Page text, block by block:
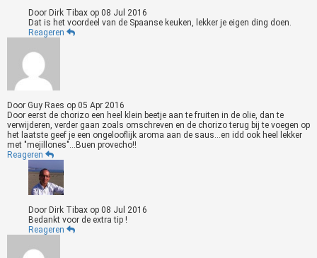
Door Dirk Tibax op 08 Jul 2016
Dat is het voordeel van de Spaanse keuken, lekker je eigen ding doen.
Reageren
Door Guy Raes op 05 Apr 2016
Door eerst de chorizo een heel klein beetje aan te fruiten in de olie, dan te
verwijderen, verder gaan zoals omschreven en de chorizo terug bij te voegen op
het laatste geef je een ongelooflijk aroma aan de saus...en idd ook heel lekker
met "mejillones"...Buen provecho!!
Reageren
Door Dirk Tibax op 08 Jul 2016
Bedankt voor de extra tip !
Reageren